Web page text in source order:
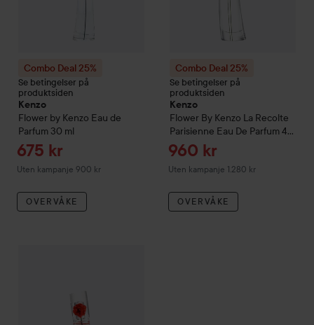
Combo Deal 25%
Se betingelser på
produktsiden
Kenzo
Flower by Kenzo Eau de
Parfum 30 ml
Tilbudspris
675 kr
Uten kampanje 900 kr
OVERVÅKE
Combo Deal 25%
Se betingelser på
produktsiden
Kenzo
Flower By Kenzo La Recolte
Parisienne Eau De Parfum40
ml
Tilbudspris
960 kr
Uten kampanje 1.280 kr
OVERVÅKE